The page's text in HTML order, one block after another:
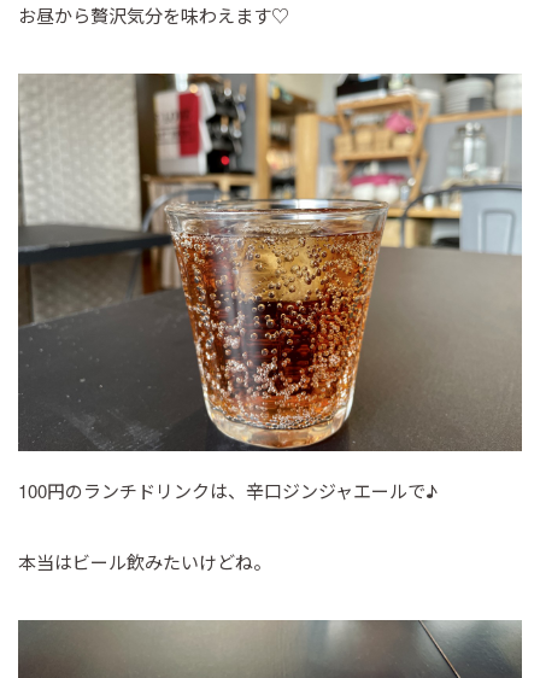
お昼から贅沢気分を味わえます♡
100円のランチドリンクは、辛口ジンジャエールで♪
本当はビール飲みたいけどね。